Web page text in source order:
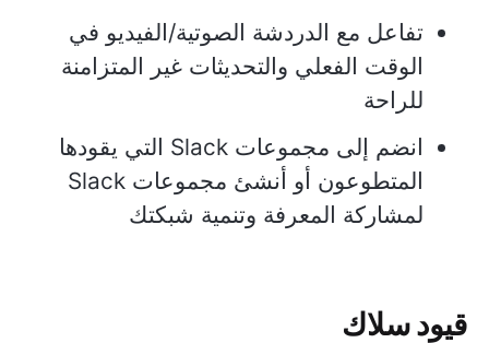
تفاعل مع الدردشة الصوتية/الفيديو في
الوقت الفعلي والتحديثات غير المتزامنة
للراحة
انضم إلى مجموعات Slack التي يقودها
المتطوعون أو أنشئ مجموعات Slack
لمشاركة المعرفة وتنمية شبكتك
قيود سلاك